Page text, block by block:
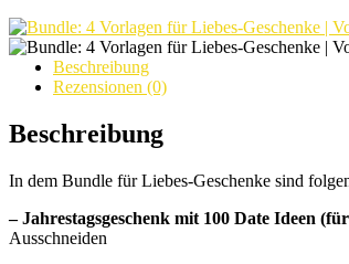
Beschreibung
Rezensionen (0)
Beschreibung
In dem Bundle für Liebes-Geschenke sind
– Jahrestagsgeschenk mit 100 Date Ideen
Ausschneiden